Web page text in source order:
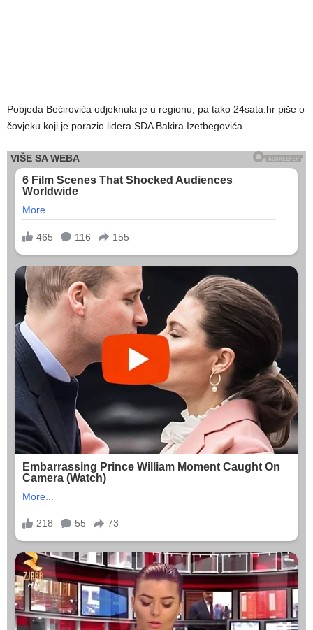
Pobjeda Bećirovića odjeknula je u regionu, pa tako 24sata.hr piše o
čovjeku koji je porazio lidera SDA Bakira Izetbegovića.